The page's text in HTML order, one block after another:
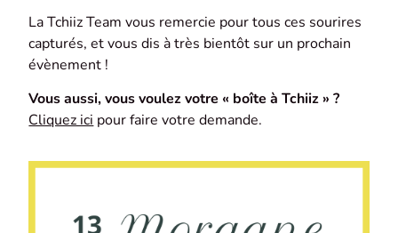
La Tchiiz Team vous remercie pour tous ces sourires
capturés, et vous dis à très bientôt sur un prochain
évènement !
Vous aussi, vous voulez votre « boîte à Tchiiz » ?
Cliquez ici pour faire votre demande.